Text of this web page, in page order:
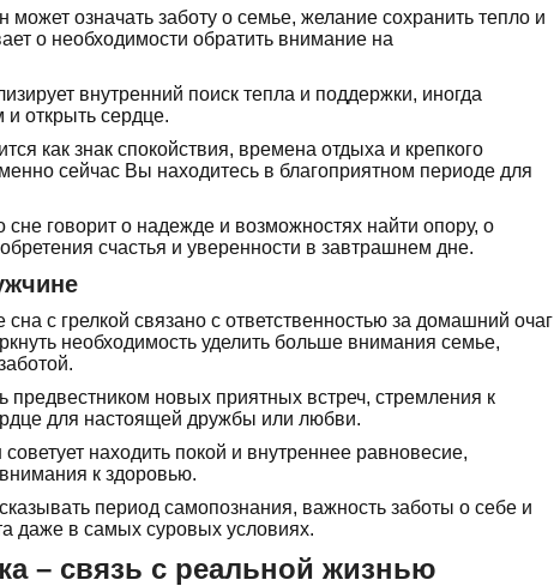
может означать заботу о семье, желание сохранить тепло и
о необходимости обратить внимание на
внутренний поиск тепла и поддержки, иногда
и открыть сердце.
как знак спокойствия, времена отдыха и крепкого
сейчас Вы находитесь в благоприятном периоде для
сне говорит о надежде и возможностях найти опору, о
счастья и уверенности в завтрашнем дне.
сна с грелкой связано с ответственностью за домашний очаг
необходимость уделить больше внимания семье,
предвестником новых приятных встреч, стремления к
для настоящей дружбы или любви.
советует находить покой и внутреннее равновесие,
к здоровью.
период самопознания, важность заботы о себе и
даже в самых суровых условиях.
– связь с реальной жизнью